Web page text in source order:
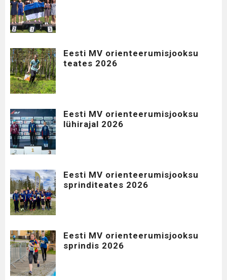
Eesti MV orienteerumisjooksu
teates 2026
Eesti MV orienteerumisjooksu
lühirajal 2026
Eesti MV orienteerumisjooksu
sprinditeates 2026
Eesti MV orienteerumisjooksu
sprindis 2026